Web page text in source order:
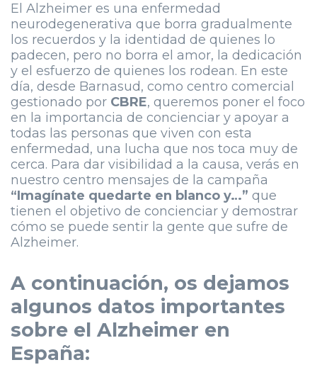
El Alzheimer es una enfermedad
neurodegenerativa que borra gradualmente
los recuerdos y la identidad de quienes lo
padecen, pero no borra el amor, la dedicación
y el esfuerzo de quienes los rodean. En este
día, desde Barnasud, como centro comercial
gestionado por CBRE, queremos poner el foco
en la importancia de concienciar y apoyar a
todas las personas que viven con esta
enfermedad, una lucha que nos toca muy de
cerca. Para dar visibilidad a la causa, verás en
nuestro centro mensajes de la campaña
“Imagínate quedarte en blanco y…” que
tienen el objetivo de concienciar y demostrar
cómo se puede sentir la gente que sufre de
Alzheimer.
A continuación, os dejamos
algunos datos importantes
sobre el Alzheimer en
España: